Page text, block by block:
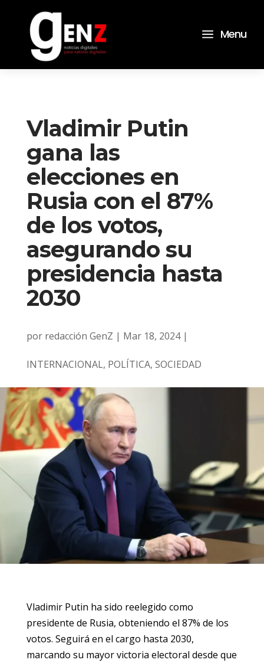
a Menu
Vladimir Putin
gana las
elecciones en
Rusia con el 87%
de los votos,
asegurando su
presidencia hasta
2030
por redacción GenZ | Mar 18, 2024|
INTERNACIONAL, POLÍTICA, SOCIEDAD
Vladimir Putin ha sido reelegido como
presidente de Rusia, obteniendo el 87% de los
votos. Seguirá en el cargo hasta 2030,
marcando su mayor victoria electoral desde que